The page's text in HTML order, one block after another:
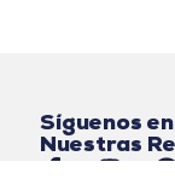
Síguenos en
Nuestras